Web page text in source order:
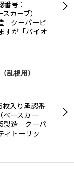
号：
カーブ）
クーパービ
すが「バイオ
乱視用）
入り承認番
ベースカー
製造 クーパ
ィトーリッ